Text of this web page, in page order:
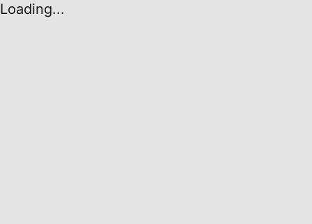
Loading...